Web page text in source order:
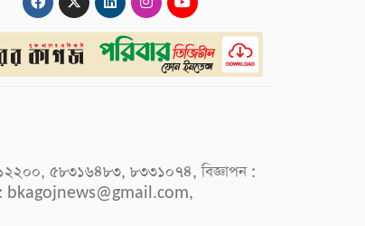
৫৮৩১৬৪৮৩, ৮৩৩১০৭৪, বিজ্ঞাপন :
bkagojnews@gmail.com,